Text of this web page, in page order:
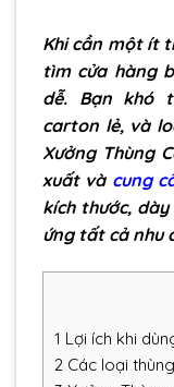
Khi cần một ít
tìm cửa hàng
dễ. Bạn khó
carton lẻ, và
Xưởng Thùng
xuất và cung
kích thước,
ứng tất cả nhu
1 Lợi ích khi
2 Các loại